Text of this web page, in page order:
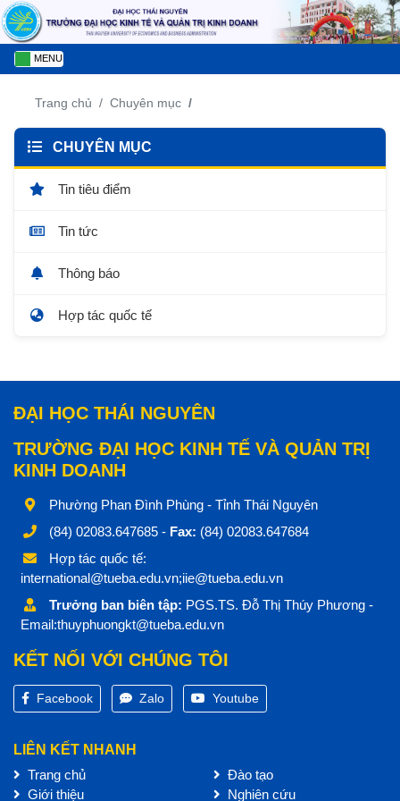
MENU
Trang chủ Chuyên mục
CHUYÊN MỤC
Tin tiêu điểm
Tin tức
Thông báo
Hợp tác quốc tế
ĐẠI HỌC THÁI NGUYÊN
TRƯỜNG ĐẠI HỌC KINH TẾ VÀ QUẢN TRỊ
KINH DOANH
Phường Phan Đình Phùng - Tỉnh Thái Nguyên
(84) 02083.647685 - Fax: (84) 02083.647684
Hợp tác quốc tế:
international@tueba.edu.vn;iie@tueba.edu.vn
Trưởng ban biên tập: PGS.TS. Đỗ Thị Thúy Phương -
Email:thuyphuongkt@tueba.edu.vn
KẾT NỐI VỚI CHÚNG TÔI
Facebook Zalo Youtube
LIÊN KẾT NHANH
Trang chủ
Giới thiệu
Đào tạo
Nghiên cứu